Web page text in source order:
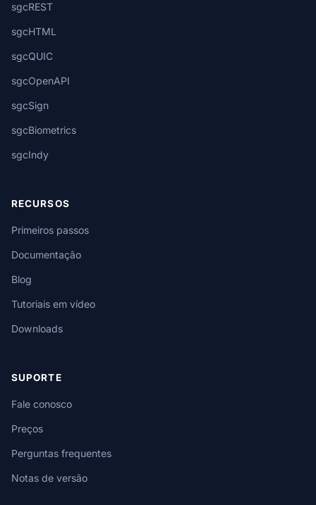
sgcREST
sgcHTML
sgcQUIC
sgcOpenAPI
sgcSign
sgcBiometrics
sgcIndy
RECURSOS
Primeiros passos
Documentação
Blog
Tutoriais em vídeo
Downloads
SUPORTE
Fale conosco
Preços
Perguntas frequentes
Notas de versão